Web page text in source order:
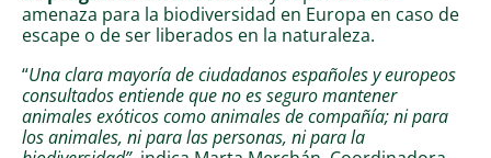
amenaza para la biodiversidad en Europa en caso de
escape o de ser liberados en la naturaleza.
“Una clara mayoría de ciudadanos españoles y europeos
consultados entiende que no es seguro mantener
animales exóticos como animales de compañía; ni para
los animales, ni para las personas, ni para la